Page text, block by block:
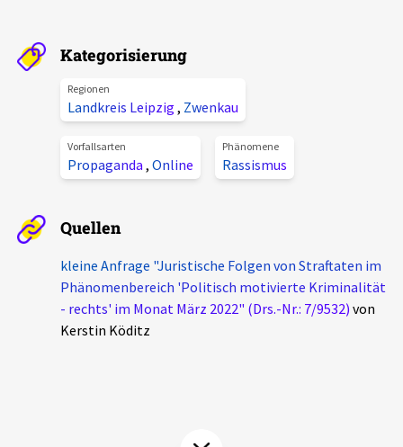
Aktuelles
Alle Beiträge
Veranstaltungen
Pressemitteilungen
Podcasts
Über uns
Projektbeschreibung
Unterstützer_innen
chronik.LE in der Presse
Kategorisierung
Regionen
Landkreis Leipzig , Zwenkau
Vorfallsarten
Propaganda , Online
Phänomene
Rassismus
Quellen
kleine Anfrage "Juristische Folgen von Straftaten im
Phänomenbereich 'Politisch motivierte Kriminalität
- rechts' im Monat März 2022" (Drs.-Nr.: 7/9532) von
Kerstin Köditz